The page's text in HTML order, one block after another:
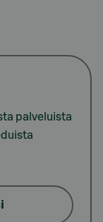
palveluista